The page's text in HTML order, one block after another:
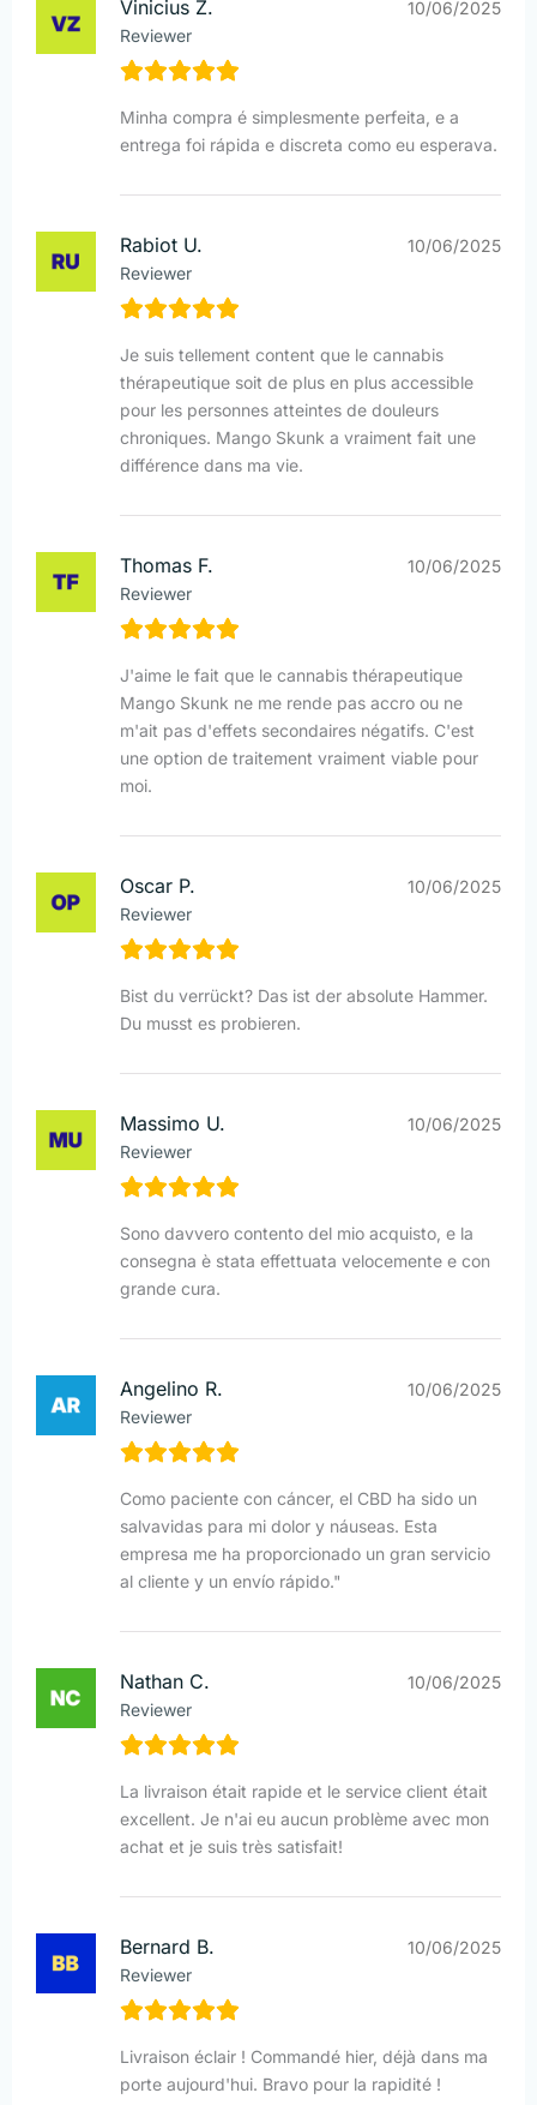
Vinicius Z.
Reviewer
10/06/2025
Minha compra é simplesmente perfeita, e a
entrega foi rápida e discreta como eu esperava.
Rabiot U.
Reviewer
10/06/2025
Je suis tellement content que le cannabis
thérapeutique soit de plus en plus accessible
pour les personnes atteintes de douleurs
chroniques. Mango Skunk a vraiment fait une
différence dans ma vie.
Thomas F.
Reviewer
10/06/2025
J'aime le fait que le cannabis thérapeutique
Mango Skunk ne me rende pas accro ou ne
m'ait pas d'effets secondaires négatifs. C'est
une option de traitement vraiment viable pour
moi.
Oscar P.
Reviewer
10/06/2025
Bist du verrückt? Das ist der absolute Hammer.
Du musst es probieren.
Massimo U.
Reviewer
10/06/2025
Sono davvero contento del mio acquisto, e la
consegna è stata effettuata velocemente e con
grande cura.
Angelino R.
Reviewer
10/06/2025
Como paciente con cáncer, el CBD ha sido un
salvavidas para mi dolor y náuseas. Esta
empresa me ha proporcionado un gran servicio
al cliente y un envío rápido."
Nathan C.
Reviewer
10/06/2025
La livraison était rapide et le service client était
excellent. Je n'ai eu aucun problème avec mon
achat et je suis très satisfait!
Bernard B.
Reviewer
10/06/2025
Livraison éclair ! Commandé hier, déjà dans ma
porte aujourd'hui. Bravo pour la rapidité !